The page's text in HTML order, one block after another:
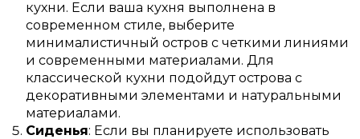
кухни. Если ваша кухня выполнена в
современном стиле, выберите
минималистичный остров с четкими линиями
и современными материалами. Для
классической кухни подойдут острова с
декоративными элементами и натуральными
материалами.
Сиденья: Если вы планируете использовать